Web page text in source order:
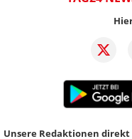
Unsere Redaktionen